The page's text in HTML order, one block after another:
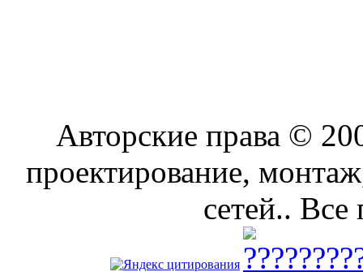
Авторские права ©
проектирование,
сетей..